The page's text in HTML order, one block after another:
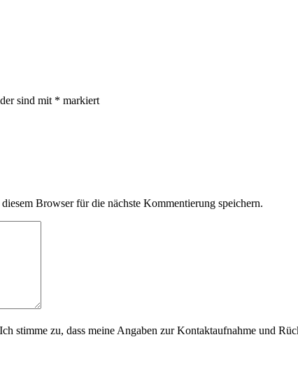
sind mit * markiert
Browser für die nächste Kommentierung speichern.
stimme zu, dass meine Angaben zur Kontaktaufnahme und